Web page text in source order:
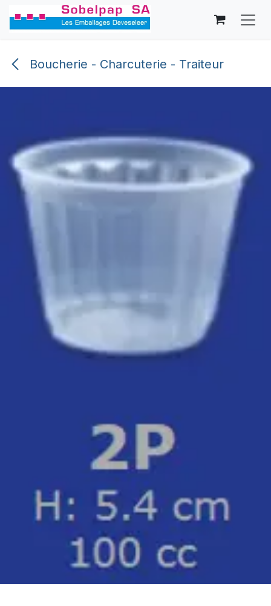
Se rendre au contenu
Boucherie - Charcuterie - Traiteur